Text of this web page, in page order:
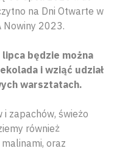
na Dni Otwarte w
Nowiny 2023.
będzie można
i wziąć udział
warsztatach.
zapachów, świeżo
również
oraz